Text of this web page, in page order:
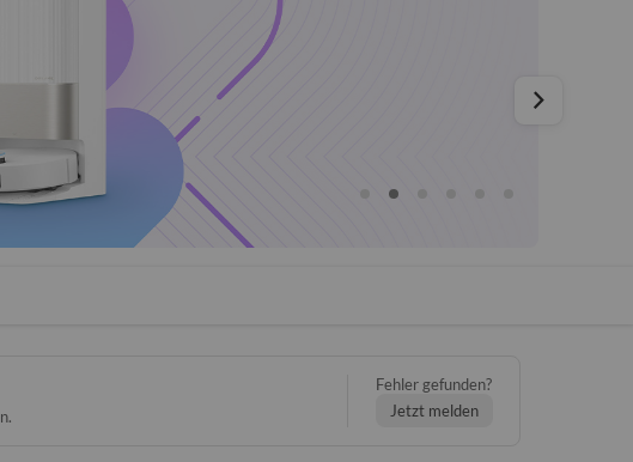
Fehler gefunden?
Jetzt melden